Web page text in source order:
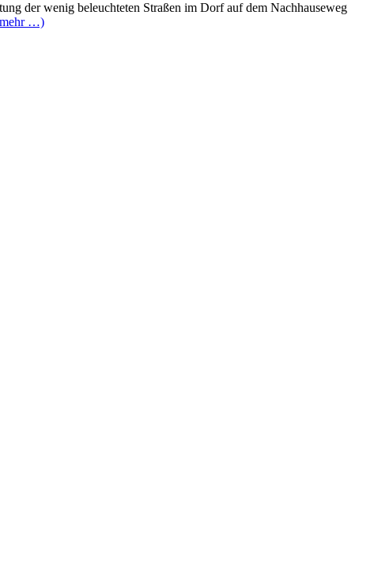
der wenig beleuchteten Straßen im Dorf auf dem Nachhauseweg
…)